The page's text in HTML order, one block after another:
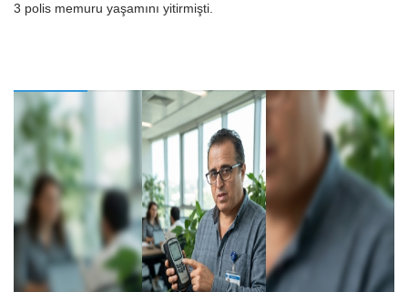
3 polis memuru yaşamını yitirmişti.